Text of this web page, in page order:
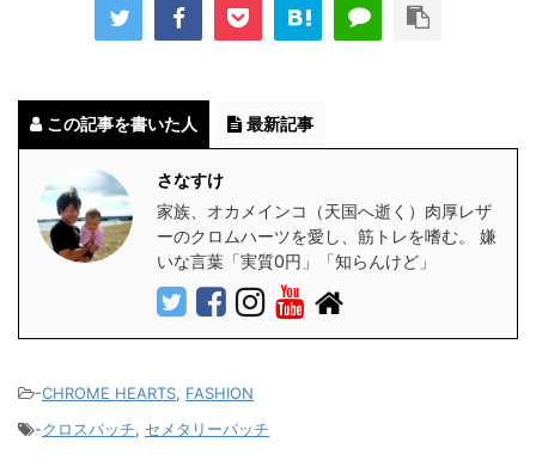
この記事を書いた人 最新記事
さなすけ
家族、オカメインコ（天国へ逝く）肉厚レザ
ーのクロムハーツを愛し、筋トレを嗜む。 嫌
いな言葉「実質0円」「知らんけど」
-CHROME HEARTS, FASHION
-クロスパッチ, セメタリーパッチ